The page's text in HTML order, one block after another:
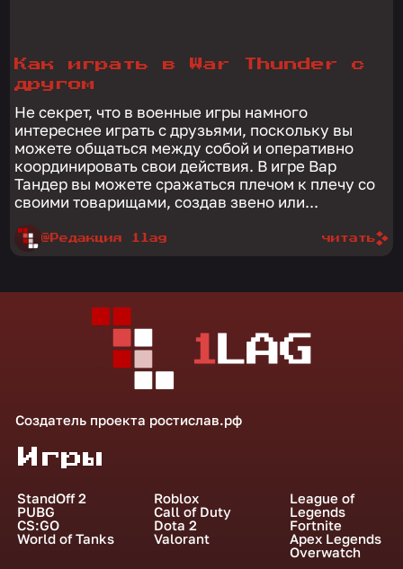
Как играть в War Thunder с
другом
Не секрет, что в военные игры намного
интереснее играть с друзьями, поскольку вы
можете общаться между собой и оперативно
координировать свои действия. В игре Вар
Тандер вы можете сражаться плечом к плечу со
своими товарищами, создав звено или...
@Редакция 1lag читать
Создатель проекта ростислав.рф
Игры
StandOff 2
PUBG
CS:GO
World of Tanks
Roblox
Call of Duty
Dota 2
Valorant
League of
Legends
Fortnite
Apex Legends
Overwatch